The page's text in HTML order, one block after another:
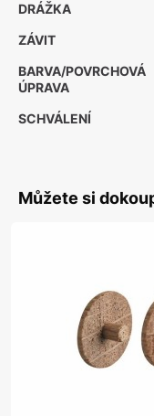
DRÁŽKA
ZÁVIT
BARVA/POVRCHOVÁ
ÚPRAVA
SCHVÁLENÍ
Můžete si